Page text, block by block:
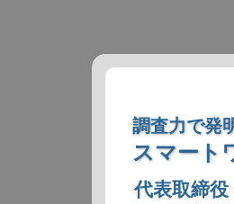
調査力で発
スマート
代表取締